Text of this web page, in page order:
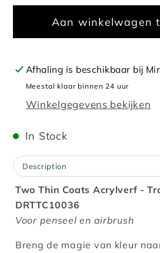
voor
Trooper
White
15ml
voor
Trooper
White
15ml
Aan winkelwagen
Afhaling is beschikbaar bij
Meestal klaar binnen 24 uur
Winkelgegevens bekijken
In Stock
Description
Two Thin Coats Acrylverf -
DRTTC10036
Voor penseel en airbrush
Breng de magie van kleur